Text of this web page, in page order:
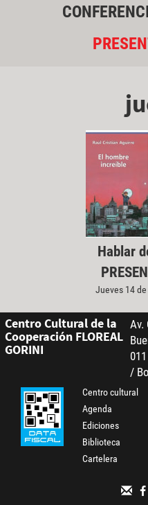
Hablar
Jueves 14
Centro Cultural de la
Cooperación FLOREAL
GORINI
Av.
/
Centro cultural
Agenda
Ediciones
Biblioteca
Cartelera